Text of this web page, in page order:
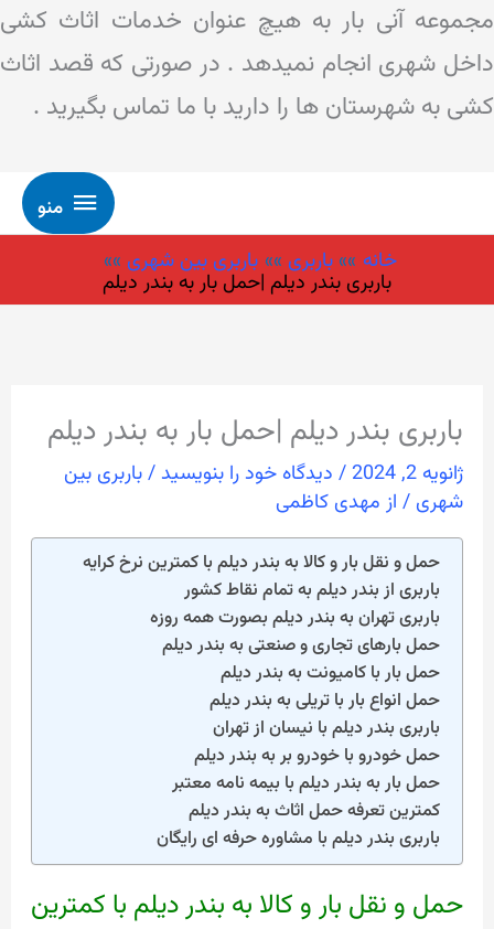
مجموعه آنی بار به هیچ عنوان خدمات اثاث کشی
داخل شهری انجام نمیدهد . در صورتی که قصد اثاث
کشی به شهرستان ها را دارید با ما تماس بگیرید .
به
منومنو
خانه باربری باربری بین شهری
باربری بندر دیلم |حمل بار به بندر دیلم
باربری بندر دیلم |حمل بار به بندر دیلم
ژانویه 2, 2024 / دیدگاه‌ خود را بنویسید /باربری بین
شهری / از مهدی کاظمی
حمل و نقل بار و کالا به بندر دیلم با کمترین نرخ کرایه
باربری از بندر دیلم به تمام نقاط کشور
باربری تهران به بندر دیلم بصورت همه روزه
حمل بارهای تجاری و صنعتی به بندر دیلم
حمل بار با کامیونت به بندر دیلم
حمل انواع بار با تریلی به بندر دیلم
باربری بندر دیلم با نیسان از تهران
حمل خودرو با خودرو بر به بندر دیلم
حمل بار به بندر دیلم با بیمه نامه معتبر
کمترین تعرفه حمل اثاث به بندر دیلم
باربری بندر دیلم با مشاوره حرفه ای رایگان
حمل و نقل بار و کالا به بندر دیلم با کمترین